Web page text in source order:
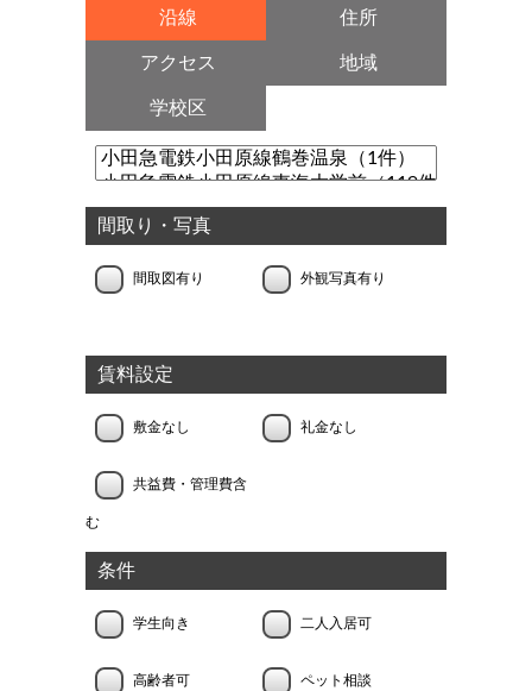
沿線 住所
アクセス 地域
学校区
間取り・写真
間取図有り 外観写真有り
賃料設定
敷金なし 礼金なし
共益費・管理費含
む
条件
学生向き 二人入居可
高齢者可 ペット相談